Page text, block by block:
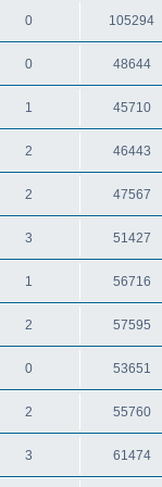
0 105294
0 48644
1 45710
2 46443
2 47567
3 51427
1 56716
2 57595
0 53651
2 55760
3 61474